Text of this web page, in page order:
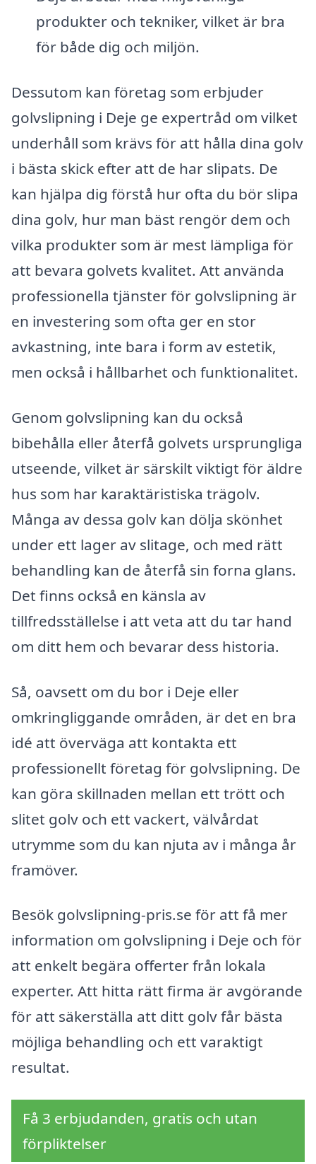
produkter och tekniker, vilket är bra
för både dig och miljön.
Dessutom kan företag som erbjuder
golvslipning i Deje ge expertråd om vilket
underhåll som krävs för att hålla dina golv
i bästa skick efter att de har slipats. De
kan hjälpa dig förstå hur ofta du bör slipa
dina golv, hur man bäst rengör dem och
vilka produkter som är mest lämpliga för
att bevara golvets kvalitet. Att använda
professionella tjänster för golvslipning är
en investering som ofta ger en stor
avkastning, inte bara i form av estetik,
men också i hållbarhet och funktionalitet.
Genom golvslipning kan du också
bibehålla eller återfå golvets ursprungliga
utseende, vilket är särskilt viktigt för äldre
hus som har karaktäristiska trägolv.
Många av dessa golv kan dölja skönhet
under ett lager av slitage, och med rätt
behandling kan de återfå sin forna glans.
Det finns också en känsla av
tillfredsställelse i att veta att du tar hand
om ditt hem och bevarar dess historia.
Så, oavsett om du bor i Deje eller
omkringliggande områden, är det en bra
idé att överväga att kontakta ett
professionellt företag för golvslipning. De
kan göra skillnaden mellan ett trött och
slitet golv och ett vackert, välvårdat
utrymme som du kan njuta av i många år
framöver.
Besök golvslipning-pris.se för att få mer
information om golvslipning i Deje och för
att enkelt begära offerter från lokala
experter. Att hitta rätt firma är avgörande
för att säkerställa att ditt golv får bästa
möjliga behandling och ett varaktigt
resultat.
Få 3 erbjudanden, gratis och utan
förpliktelser